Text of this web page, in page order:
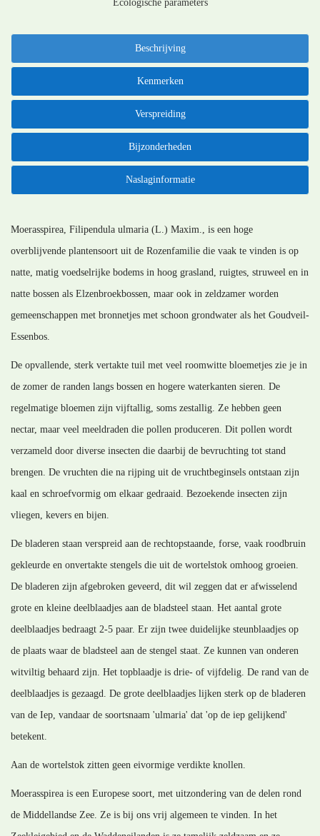
Ecologische parameters
Beschrijving
Kenmerken
Verspreiding
Bijzonderheden
Naslaginformatie
Moerasspirea, Filipendula ulmaria (L.) Maxim., is een hoge
overblijvende plantensoort uit de Rozenfamilie die vaak te vinden is op
natte, matig voedselrijke bodems in hoog grasland, ruigtes, struweel en in
natte bossen als Elzenbroekbossen, maar ook in zeldzamer worden
gemeenschappen met bronnetjes met schoon grondwater als het Goudveil-
Essenbos.
De opvallende, sterk vertakte tuil met veel roomwitte bloemetjes zie je in
de zomer de randen langs bossen en hogere waterkanten sieren. De
regelmatige bloemen zijn vijftallig, soms zestallig. Ze hebben geen
nectar, maar veel meeldraden die pollen produceren. Dit pollen wordt
verzameld door diverse insecten die daarbij de bevruchting tot stand
brengen. De vruchten die na rijping uit de vruchtbeginsels ontstaan zijn
kaal en schroefvormig om elkaar gedraaid. Bezoekende insecten zijn
vliegen, kevers en bijen.
De bladeren staan verspreid aan de rechtopstaande, forse, vaak roodbruin
gekleurde en onvertakte stengels die uit de wortelstok omhoog groeien.
De bladeren zijn afgebroken geveerd, dit wil zeggen dat er afwisselend
grote en kleine deelblaadjes aan de bladsteel staan. Het aantal grote
deelblaadjes bedraagt 2-5 paar. Er zijn twee duidelijke steunblaadjes op
de plaats waar de bladsteel aan de stengel staat. Ze kunnen van onderen
witviltig behaard zijn. Het topblaadje is drie- of vijfdelig. De rand van de
deelblaadjes is gezaagd. De grote deelblaadjes lijken sterk op de bladeren
van de Iep, vandaar de soortsnaam 'ulmaria' dat 'op de iep gelijkend'
betekent.
Aan de wortelstok zitten geen eivormige verdikte knollen.
Moerasspirea is een Europese soort, met uitzondering van de delen rond
de Middellandse Zee. Ze is bij ons vrij algemeen te vinden. In het